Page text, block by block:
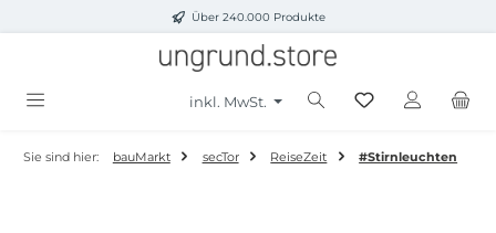
Zum Hauptinhalt springenÜber 240.000 Produkte
inkl. MwSt.
Sie sind hier: bauMarkt secTor ReiseZeit #Stirnleuchten